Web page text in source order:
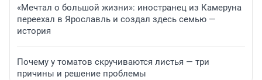
«Мечтал о большой жизни»: иностранец из Камеруна
переехал в Ярославль и создал здесь семью —
история
Почему у томатов скручиваются листья — три
причины и решение проблемы